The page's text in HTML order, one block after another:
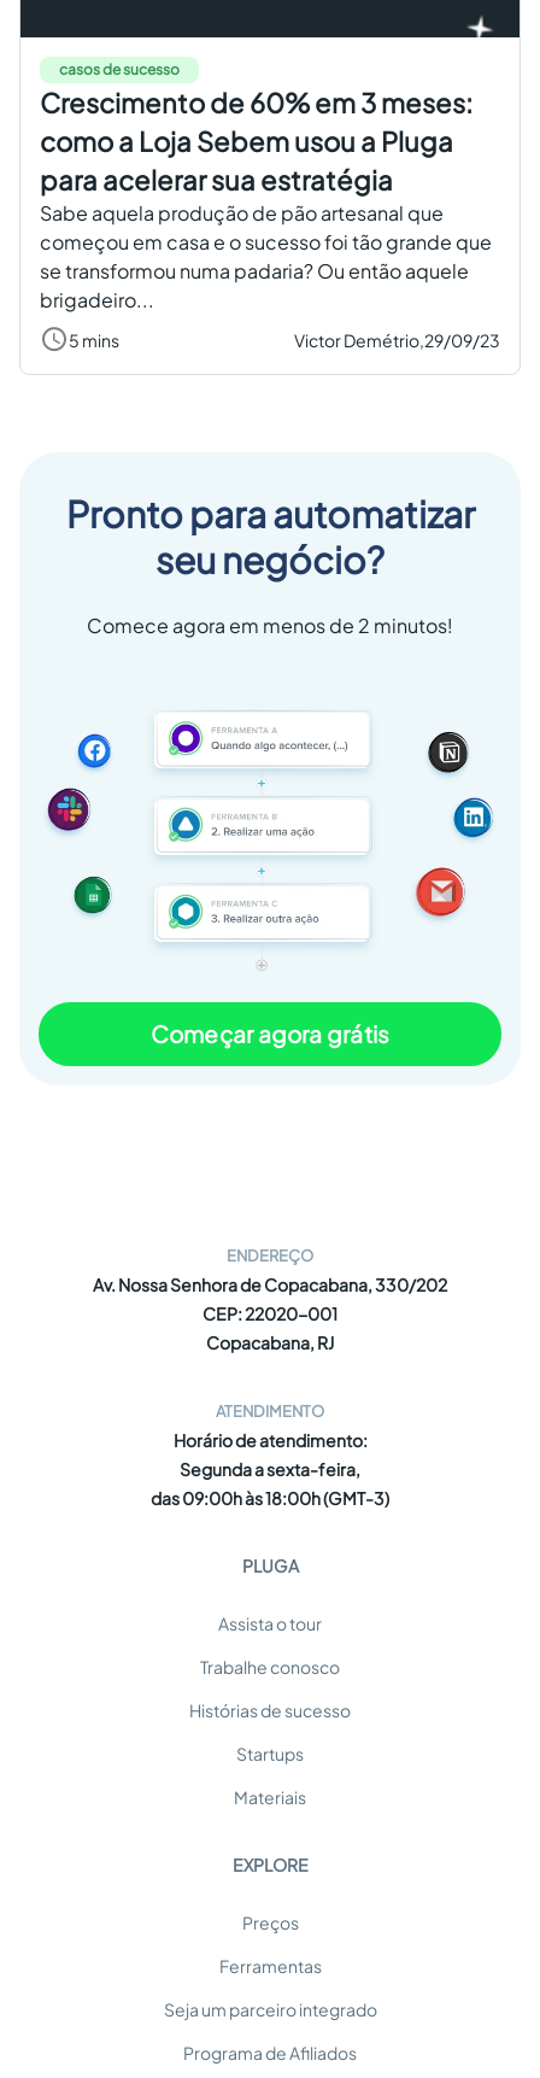
casos de sucesso
Crescimento de 60% em 3 meses:
como a Loja Sebem usou a Pluga
para acelerar sua estratégia
Sabe aquela produção de pão artesanal que
começou em casa e o sucesso foi tão grande que
se transformou numa padaria? Ou então aquele
brigadeiro...
5 mins Victor Demétrio,29/09/23
Pronto para automatizar
seu negócio?
Comece agora em menos de 2 minutos!
Começar agora grátis
ENDEREÇO
Av. Nossa Senhora de Copacabana, 330/202
CEP: 22020-001
Copacabana, RJ
ATENDIMENTO
Horário de atendimento:
Segunda a sexta-feira,
das 09:00h às 18:00h (GMT-3)
PLUGA
Assista o tour
Trabalhe conosco
Histórias de sucesso
Startups
Materiais
EXPLORE
Preços
Ferramentas
Seja um parceiro integrado
Programa de Afiliados